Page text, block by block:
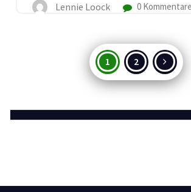
Lennie Loock 0 Kommentare
der
1 2